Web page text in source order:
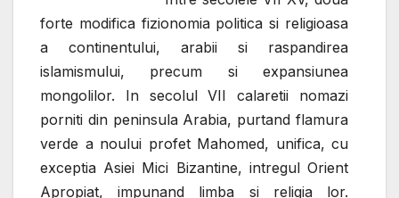
forte modifica fizionomia politica si religioasa
a continentului, arabii si raspandirea
islamismului, precum si expansiunea
mongolilor. In secolul VII calaretii nomazi
porniti din peninsula Arabia, purtand flamura
verde a noului profet Mahomed, unifica, cu
exceptia Asiei Mici Bizantine, intregul Orient
Apropiat, impunand limba si religia lor.